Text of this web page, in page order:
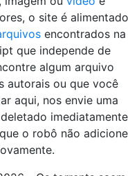
o site é alimentado
encontrados na
que independe de
algum arquivo
autorais ou que você
aqui, nos envie uma
imediatamente
o robô não adicione